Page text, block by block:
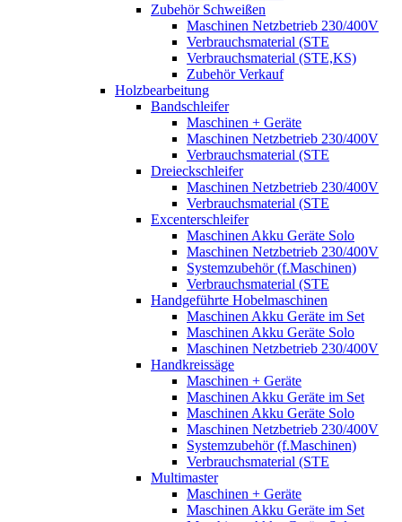
Zubehör Schweißen
Maschinen Netzbetrieb 230/400V
Verbrauchsmaterial (STE
Verbrauchsmaterial (STE,KS)
Zubehör Verkauf
Holzbearbeitung
Bandschleifer
Maschinen + Geräte
Maschinen Netzbetrieb 230/400V
Verbrauchsmaterial (STE
Dreieckschleifer
Maschinen Netzbetrieb 230/400V
Verbrauchsmaterial (STE
Excenterschleifer
Maschinen Akku Geräte Solo
Maschinen Netzbetrieb 230/400V
Systemzubehör (f.Maschinen)
Verbrauchsmaterial (STE
Handgeführte Hobelmaschinen
Maschinen Akku Geräte im Set
Maschinen Akku Geräte Solo
Maschinen Netzbetrieb 230/400V
Handkreissäge
Maschinen + Geräte
Maschinen Akku Geräte im Set
Maschinen Akku Geräte Solo
Maschinen Netzbetrieb 230/400V
Systemzubehör (f.Maschinen)
Verbrauchsmaterial (STE
Multimaster
Maschinen + Geräte
Maschinen Akku Geräte im Set